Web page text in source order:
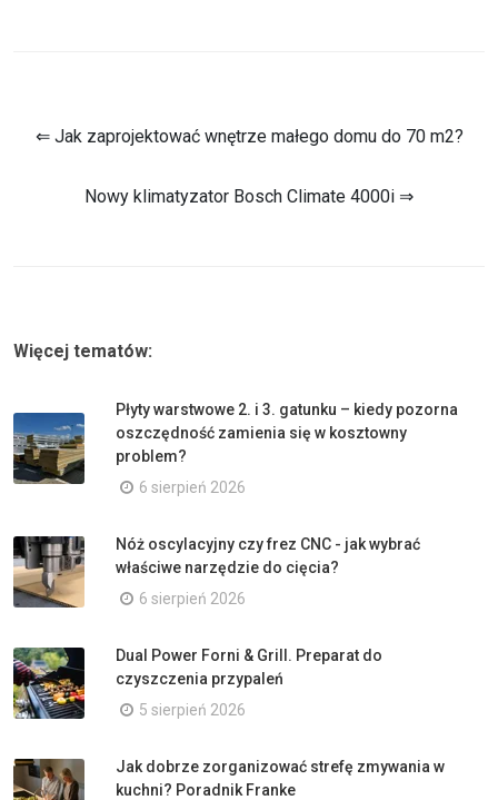
⇐ Jak zaprojektować wnętrze małego domu do 70 m2?
Nowy klimatyzator Bosch Climate 4000i ⇒
Więcej tematów:
Płyty warstwowe 2. i 3. gatunku – kiedy pozorna
oszczędność zamienia się w kosztowny
problem?
6 sierpień 2026
Nóż oscylacyjny czy frez CNC - jak wybrać
właściwe narzędzie do cięcia?
6 sierpień 2026
Dual Power Forni & Grill. Preparat do
czyszczenia przypaleń
5 sierpień 2026
Jak dobrze zorganizować strefę zmywania w
kuchni? Poradnik Franke